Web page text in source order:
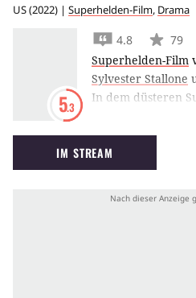
US(2022) | Superhelden-Film, Drama
5.3
4.8 79
Superhelden-Film
Sylvester Stallone
In dem düsteren
alternden
Vergessenheit
Begegnung mit
IM STREAM